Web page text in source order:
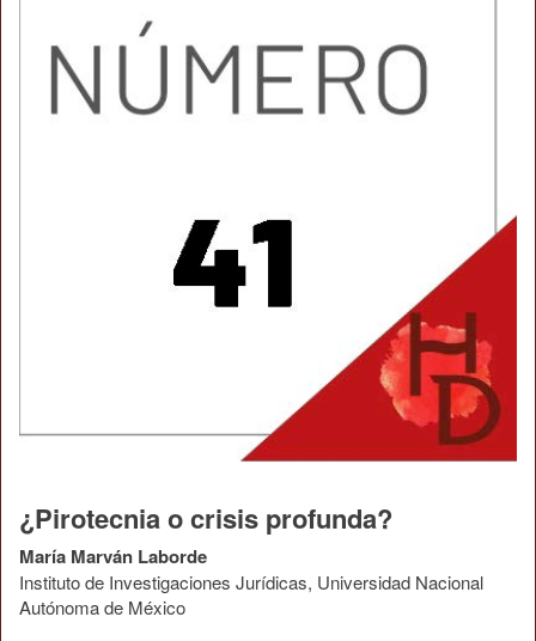
¿Pirotecnia o crisis profunda?
María Marván Laborde
Instituto de Investigaciones Jurídicas, Universidad Nacional
Autónoma de México